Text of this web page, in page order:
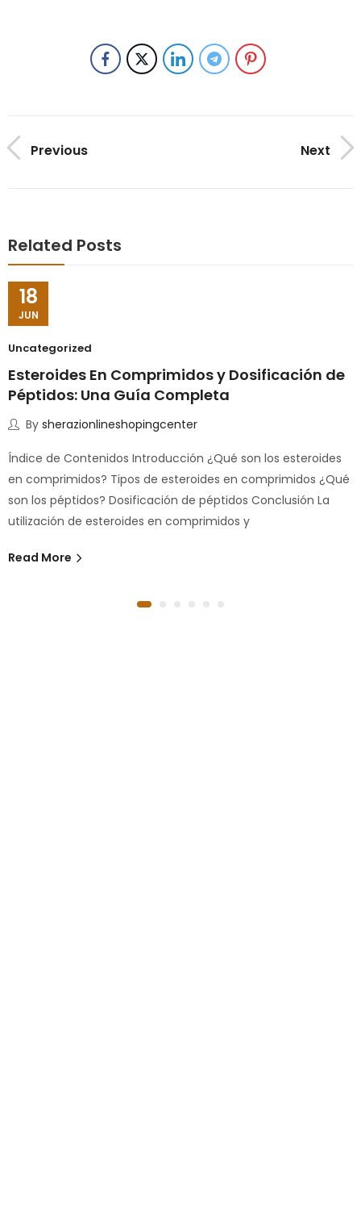
Previous Next
Related Posts
18
JUN
Uncategorized
Esteroides En Comprimidos y Dosificación de
Péptidos: Una Guía Completa
By sherazionlineshopingcenter
Índice de Contenidos Introducción ¿Qué son los esteroides
en comprimidos? Tipos de esteroides en comprimidos ¿Qué
son los péptidos? Dosificación de péptidos Conclusión La
utilización de esteroides en comprimidos y
Read More